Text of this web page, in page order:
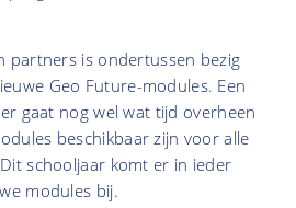
partners is ondertussen bezig
Geo Future-modules. Een
gaat nog wel wat tijd overheen
beschikbaar zijn voor alle
schooljaar komt er in ieder
modules bij.